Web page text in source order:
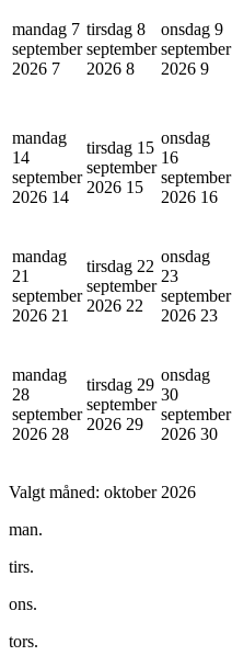
mandag 7
september
2026 7
tirsdag 8
september
2026 8
onsdag 9
september
2026 9
mandag
14
september
2026 14
tirsdag 15
september
2026 15
onsdag
16
september
2026 16
mandag
21
september
2026 21
tirsdag 22
september
2026 22
onsdag
23
september
2026 23
mandag
28
september
2026 28
tirsdag 29
september
2026 29
onsdag
30
september
2026 30
Valgt måned: oktober 2026
man.
tirs.
ons.
tors.